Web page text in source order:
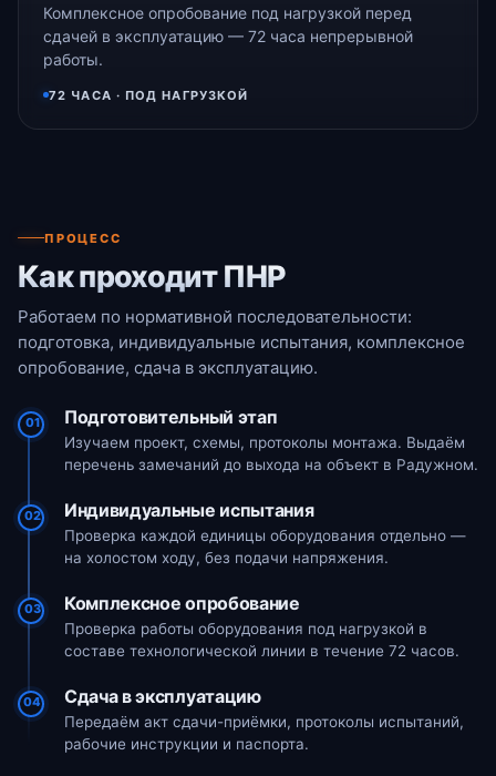
Комплексное опробование под нагрузкой перед
сдачей в эксплуатацию — 72 часа непрерывной
работы.
72 ЧАСА · ПОД НАГРУЗКОЙ
ПРОЦЕСС
Как проходит ПНР
Работаем по нормативной последовательности:
подготовка, индивидуальные испытания, комплексное
опробование, сдача в эксплуатацию.
01 Подготовительный этап
Изучаем проект, схемы, протоколы монтажа. Выдаём
перечень замечаний до выхода на объект в Радужном.
02 Индивидуальные испытания
Проверка каждой единицы оборудования отдельно —
на холостом ходу, без подачи напряжения.
03 Комплексное опробование
Проверка работы оборудования под нагрузкой в
составе технологической линии в течение 72 часов.
04 Сдача в эксплуатацию
Передаём акт сдачи-приёмки, протоколы испытаний,
рабочие инструкции и паспорта.